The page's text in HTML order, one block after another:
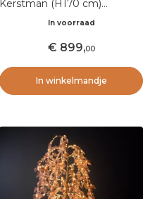
Kerstman (H170 cm)
In voorraad
899,00
In winkelmandje